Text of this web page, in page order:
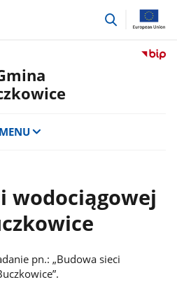
przejdź
Przejdź
MENU
wodociągowej
pn.: „Budowa sieci